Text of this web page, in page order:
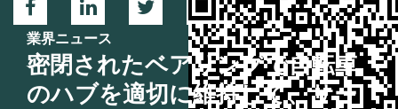
業界ニュース
密閉されたベアリングで自転車
のハブを適切に維持して、サー